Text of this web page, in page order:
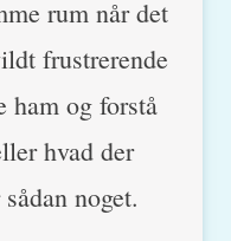
rum når det
frustrerende
og forstå
hvad der
noget.